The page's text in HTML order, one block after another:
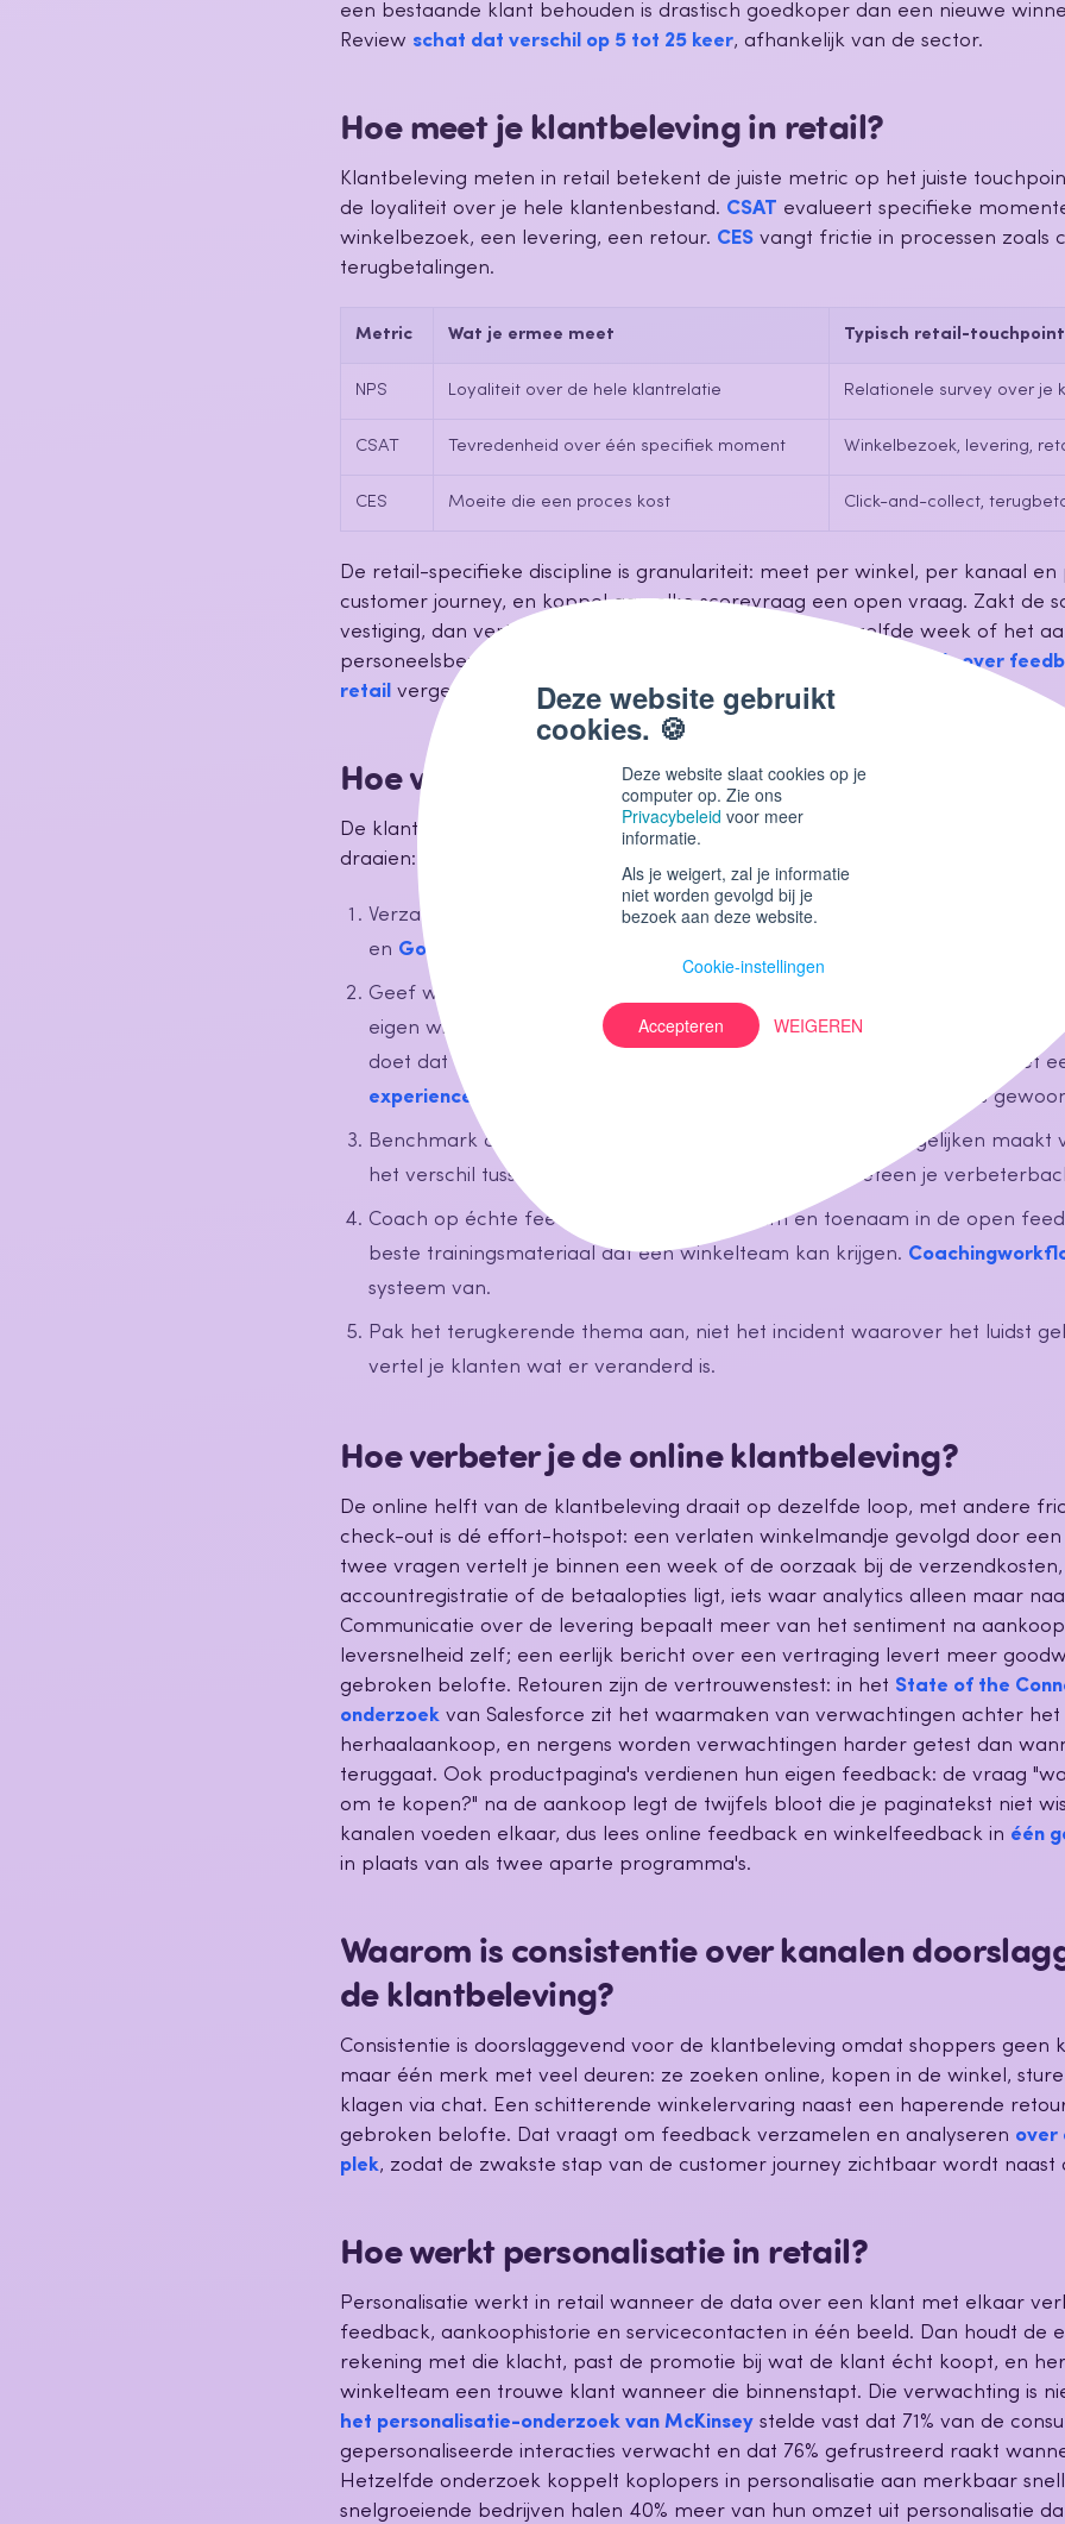
Deze website slaat cookies op je
computer op. Zie ons
Privacybeleid voor meer
informatie.
Als je weigert, zal je informatie
niet worden gevolgd bij je
bezoek aan deze website.
Cookie-instellingen
Accepteren WEIGEREN
een bestaande klant behouden is drastisch goedkoper dan een nieuwe
Review schat dat verschil op 5 tot 25 keer, afhankelijk van de sector.
Hoe meet je klantbeleving in retail?
Klantbeleving meten in retail betekent de juiste metric op het juiste
de loyaliteit over je hele klantenbestand. CSAT evalueert specifieke
winkelbezoek, een levering, een retour. CES vangt frictie in processen zoals
terugbetalingen.
Metric Wat je ermee meet Typisch retail-touchpoint
NPS Loyaliteit over de hele klantrelatie Relationele survey over je
CSAT Tevredenheid over één specifiek moment Winkelbezoek, levering,
CES Moeite die een proces kost Click-and-collect,
De retail-specifieke discipline is granulariteit: meet per winkel, per kanaal en
customer journey, en koppel aan elke scorevraag een open vraag. Zakt de
vestiging, dan vertellen de open antwoorden je nog dezelfde week of het
personeelsbezetting, de voorraad of de wachtrijen ligt. Onze
gids over
retail vergelijkt tooling die precies hiervoor gebouwd is.
Hoe verbeter je de klantbeleving in de winkel?
De klantbeleving verbeteren in de winkel komt neer op een loop die elke
draaien:
Verzamel feedback op winkelniveau: QR-codes aan de kassa, een e-mail
en Google-reviews die automatisch per vestiging binnenkomen
Geef winkelmanagers hun eigen cijfers: een manager die de thema's en
eigen winkel ziet, onderneemt actie; een manager die alleen een
doet dat niet. En weet je nog niet waar de journey knelt, begin dan met
experience audit
zitten die cijfers
Benchmark over vestigingen heen: winkels met elkaar vergelijken maakt
het verschil tussen je beste en je zwakste winkel is meteen je
Coach op échte feedback: lof die met naam en toenaam in de open
beste trainingsmateriaal dat een winkelteam kan krijgen.
systeem van.
Pak het terugkerende thema aan, niet het incident waarover het luidst
vertel je klanten wat er veranderd is.
Hoe verbeter je de online klantbeleving?
De online helft van de klantbeleving draait op dezelfde loop, met andere
check-out is dé effort-hotspot: een verlaten winkelmandje gevolgd door
twee vragen vertelt je binnen een week of de oorzaak bij de
accountregistratie of de betaalopties ligt, iets waar analytics alleen maar
Communicatie over de levering bepaalt meer van het sentiment na
leversnelheid zelf; een eerlijk bericht over een vertraging levert meer
gebroken belofte. Retouren zijn de vertrouwenstest: in het State of the
onderzoek van Salesforce zit het waarmaken van verwachtingen achter
herhaalaankoop, en nergens worden verwachtingen harder getest dan
teruggaat. Ook productpagina's verdienen hun eigen feedback: de vraag
om te kopen?" na de aankoop legt de twijfels bloot die je paginatekst niet
kanalen voeden elkaar, dus lees online feedback en winkelfeedback in één
in plaats van als twee aparte programma's.
Waarom is consistentie over kanalen
de klantbeleving?
Consistentie is doorslaggevend voor de klantbeleving omdat shoppers geen
maar één merk met veel deuren: ze zoeken online, kopen in de winkel,
klagen via chat. Een schitterende winkelervaring naast een haperende
gebroken belofte. Dat vraagt om feedback verzamelen en analyseren over
plek, zodat de zwakste stap van de customer journey zichtbaar wordt naast
Hoe werkt personalisatie in retail?
Personalisatie werkt in retail wanneer de data over een klant met elkaar
feedback, aankoophistorie en servicecontacten in één beeld. Dan houdt de
rekening met die klacht, past de promotie bij wat de klant écht koopt, en
winkelteam een trouwe klant wanneer die binnenstapt. Die verwachting is
het personalisatie-onderzoek van McKinsey stelde vast dat 71% van de
gepersonaliseerde interacties verwacht en dat 76% gefrustreerd raakt
Hetzelfde onderzoek koppelt koplopers in personalisatie aan merkbaar
snelgroeiende bedrijven halen 40% meer van hun omzet uit personalisatie